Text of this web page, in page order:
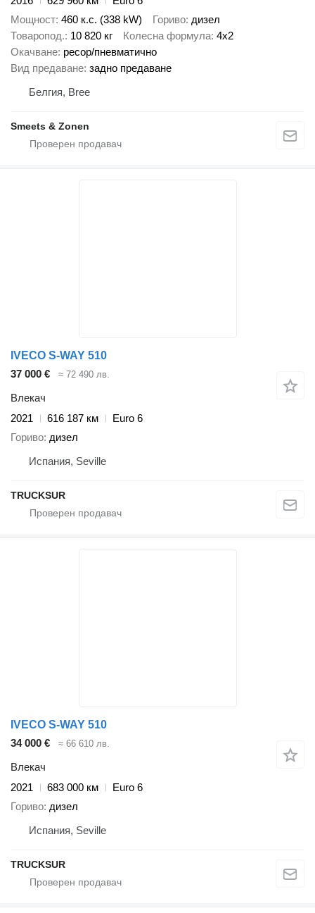
Мощност 460 к.с. (338 kW) Гориво дизел
Товаропод. 10 820 кг Колесна формула 4x2
Окачване ресор/пневматично
Вид предаване задно предаване
Белгия, Bree
Smeets & Zonen
IVECO S-WAY 510
37 000 €
≈ 72 490 лв.
Влекач
2021
616 187 км
Euro 6
Гориво дизел
Испания, Seville
TRUCKSUR
IVECO S-WAY 510
34 000 €
≈ 66 610 лв.
Влекач
2021
683 000 км
Euro 6
Гориво дизел
Испания, Seville
TRUCKSUR